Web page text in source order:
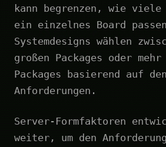
kann begrenzen, wie viele
ein einzelnes Board
Systemdesigns wählen
großen Packages oder
Packages basierend auf
Anforderungen.
Server-Formfaktoren
weiter, um den